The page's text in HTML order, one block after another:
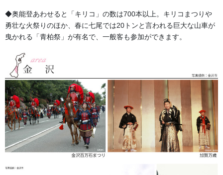
お問い合わせ
前の記事
獅子の蚊帳（かや）について
2026/02/18
幕・のぼり
次の記事
玄関幕 各種ございます。
◆奥能登あわせると「キリコ」の数は700本以上。キリコまつりや
勇壮な火祭りのほか、春に七尾では20トンと言われる巨大な山車が
曳かれる「青柏祭」が有名で、一般客も参加ができます。